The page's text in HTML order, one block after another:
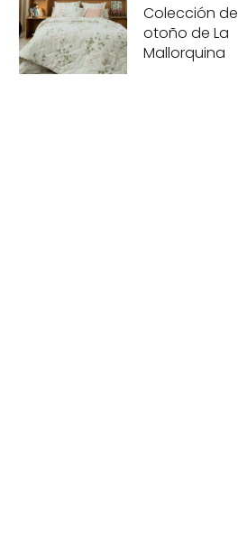
Colección de
otoño de La
Mallorquina